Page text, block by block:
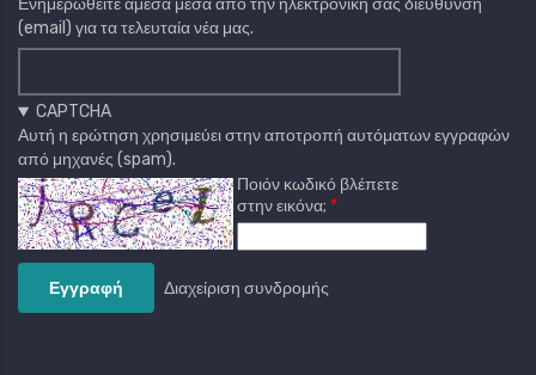
Ενημερωθείτε άμεσα μέσα από την ηλεκτρονική σας διεύθυνση
(email) για τα τελευταία νέα μας.
CAPTCHA
Αυτή η ερώτηση χρησιμεύει στην αποτροπή αυτόματων εγγραφών
από μηχανές (spam).
Ποιόν κωδικό βλέπετε
στην εικόνα;
Διαχείριση συνδρομής